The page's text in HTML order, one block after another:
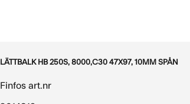
LÄTTBALK HB 250S, 8000,C30 47X97, 10MM SPÅN
Finfos art.nr